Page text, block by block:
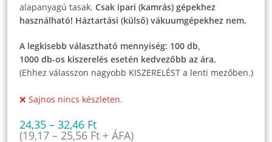
alapanyagú tasak.Csak ipari (kamrás) gépekhez
használható! Háztartási (külső) vákuumgépekhez nem.
A legkisebb választható mennyiség: 100 db,
1000 db-os kiszerelés esetén kedvezőbb az ára.
(Ehhez válasszon nagyobb KISZERELÉST a lenti mezőben.)
❌ Sajnos nincs készleten.
24,35–32,46 Ft
(19,17– 25,56 Ft + ÁFA)